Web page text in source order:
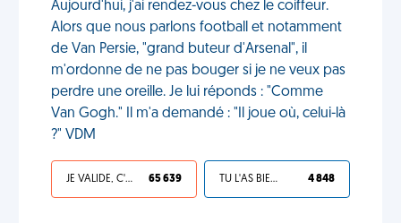
Aujourd'hui, j'ai rendez-vous chez le coiffeur.
Alors que nous parlons football et notamment
de Van Persie, "grand buteur d'Arsenal", il
m'ordonne de ne pas bouger si je ne veux pas
perdre une oreille. Je lui réponds : "Comme
Van Gogh." Il m'a demandé : "Il joue où, celui-là
?" VDM
JE VALIDE, C'EST UNE VDM 65 639 TU L'AS BIEN MÉRITÉ 4 848